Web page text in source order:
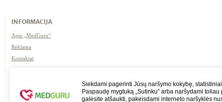
INFORMACIJA
Apie „MedGuru“
Reklama
Kontaktai
Siekdami pagerinti Jūsų naršymo kokybę,
Paspaudę mygtuką „Sutinku” arba naršydami
galėsite atšaukti, pakeisdami interneto naršyklės